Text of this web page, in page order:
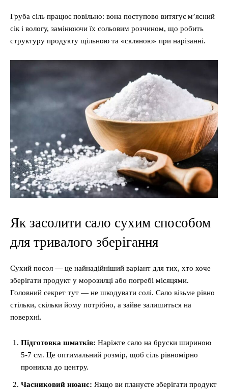
Груба сіль працює повільно: вона поступово витягує м’ясний
сік і вологу, замінюючи їх сольовим розчином, що робить
структуру продукту щільною та «скляною» при нарізанні.
Як засолити сало сухим способом
для тривалого зберігання
Сухий посол — це найнадійніший варіант для тих, хто хоче
зберігати продукт у морозилці або погребі місяцями.
Головний секрет тут — не шкодувати солі. Сало візьме рівно
стільки, скільки йому потрібно, а зайве залишиться на
поверхні.
Підготовка шматків: Наріжте сало на бруски шириною
5-7 см. Це оптимальний розмір, щоб сіль рівномірно
проникла до центру.
Часниковий нюанс: Якщо ви плануєте зберігати продукт